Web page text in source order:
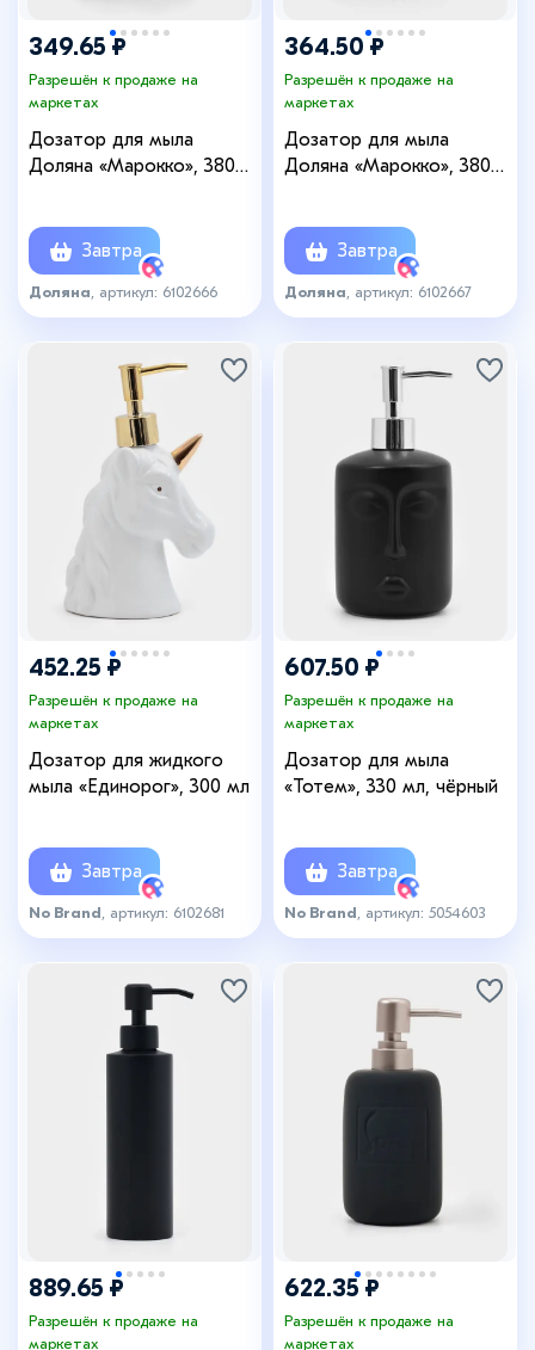
349.65 ₽
Разрешён к продаже на
маркетах
Дозатор для мыла
Доляна «Марокко», 380
Завтра
Доляна , артикул: 6102666
364.50 ₽
Разрешён к продаже на
маркетах
Дозатор для мыла
Доляна «Марокко», 380
Завтра
Доляна , артикул: 6102667
452.25 ₽
Разрешён к продаже на
маркетах
Дозатор для жидкого
мыла «Единорог», 300 мл
Завтра
No Brand , артикул: 6102681
607.50 ₽
Разрешён к продаже на
маркетах
Дозатор для мыла
«Тотем», 330 мл, чёрный
Завтра
No Brand , артикул: 5054603
889.65 ₽
Разрешён к продаже на
маркетах
622.35 ₽
Разрешён к продаже на
маркетах